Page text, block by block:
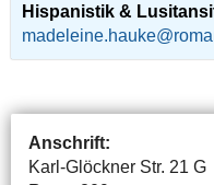
Hispanistik &
Anschrift:
Karl-Glöckner Str. 21 G